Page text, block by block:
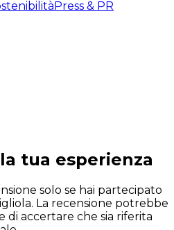
Press & PR
tua esperienza
solo se hai partecipato
La recensione potrebbe
di accertare che sia riferita